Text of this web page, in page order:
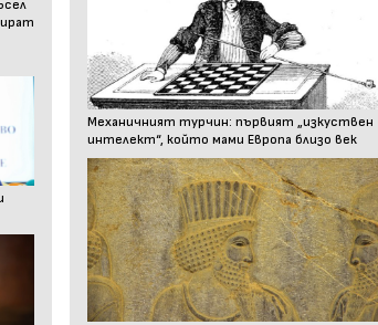
Механичният турчин: първият „изкуствен
интелект“, който мами Европа близо век